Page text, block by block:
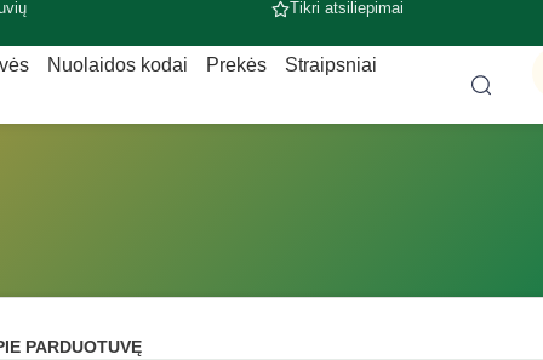
Tikri atsiliepimai
Nuolaidos kodai Prekės Straipsniai
PARDUOTUVĘ